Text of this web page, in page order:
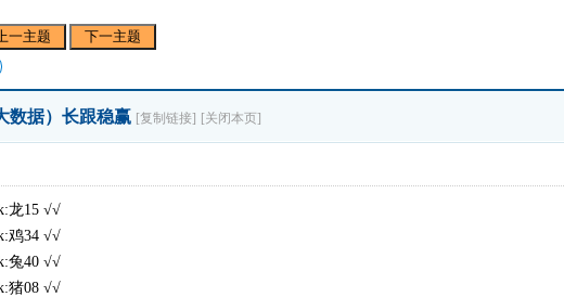
一主题 下一主题
数据）长跟稳赢 [复制链接] [关闭本页]
龙15 √√
鸡34 √√
兔40 √√
猪08 √√